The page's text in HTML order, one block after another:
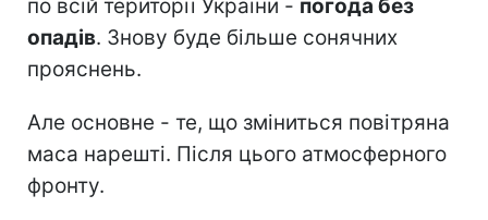
по всій території України - погода без
опадів. Знову буде більше сонячних
прояснень.
Але основне - те, що зміниться повітряна
маса нарешті. Після цього атмосферного
фронту.